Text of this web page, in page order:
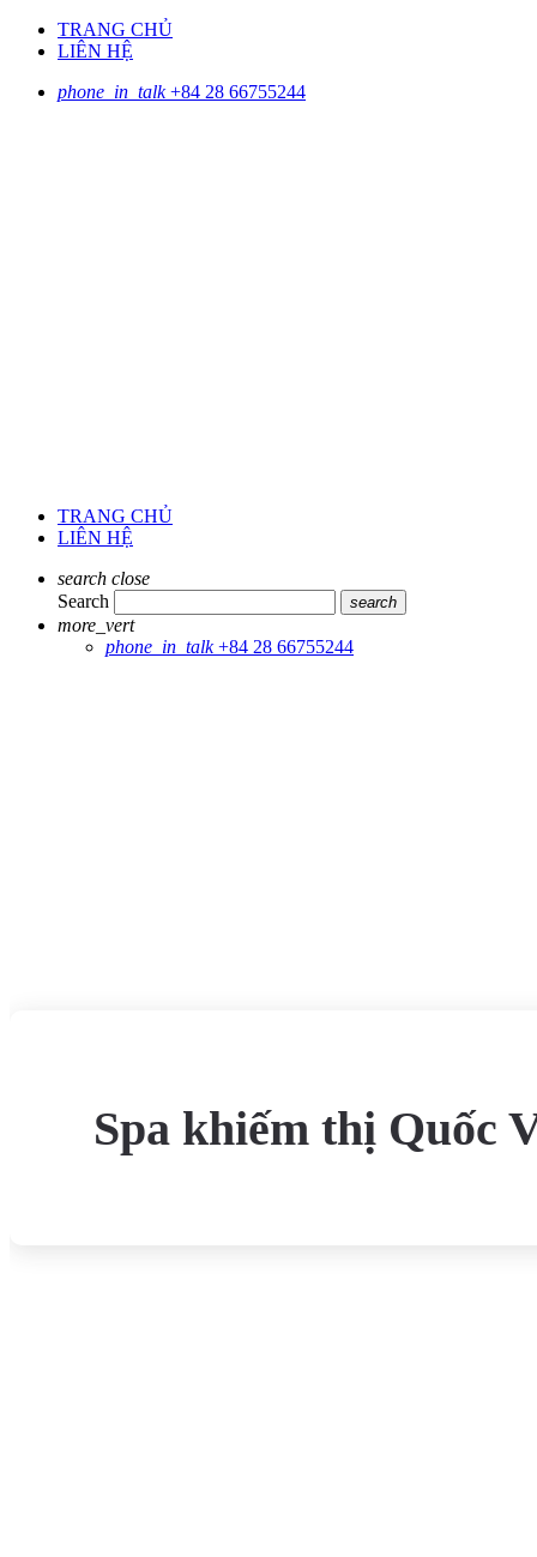
TRANG CHỦ
LIÊN HỆ
phone_in_talk +84 28 66755244
TRANG CHỦ
LIÊN HỆ
search close
Search
search
more_vert
phone_in_talk +84 28 66755244
Spa khiếm thị Quốc